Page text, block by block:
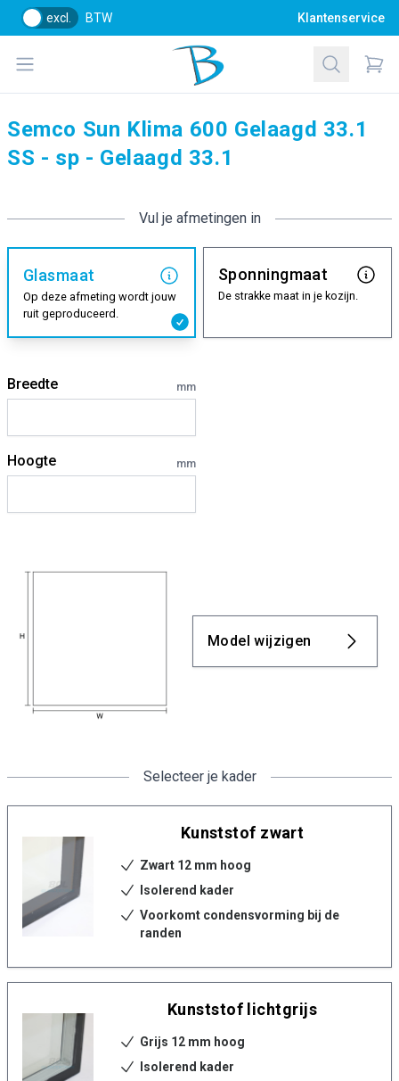
excl. BTW Klantenservice
Open menu
Bol Glascentrum B.V.
Zoeken
Semco Sun Klima 600 Gelaagd 33.1
SS - sp - Gelaagd 33.1
Vul je afmetingen in
Glasmaat
Op deze afmeting wordt jouw
ruit geproduceerd.
Sponningmaat
De strakke maat in je kozijn.
Breedte mm
Hoogte mm
Model wijzigen
Selecteer je kader
Kunststof zwart
Zwart 12 mm hoog
Isolerend kader
Voorkomt condensvorming bij de
randen
Kunststof lichtgrijs
Grijs 12 mm hoog
Isolerend kader